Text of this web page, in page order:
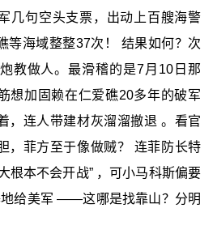
几句空头支票，出动上百艘海警
等海域整整37次！ 结果如何？次
教做人。最滑稽的是7月10日那
想加固赖在仁爱礁20多年的破军
，连人带建材灰溜溜撤退 。看官
，菲方至于像做贼？ 连菲防长特
根本不会开战” ，可小马科斯偏要
给美军 ——这哪是找靠山？分明